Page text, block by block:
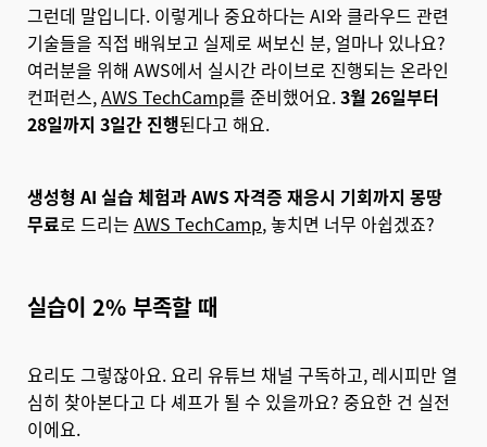
그런데 말입니다. 이렇게나 중요하다는 AI와 클라우드 관련
기술들을 직접 배워보고 실제로 써보신 분, 얼마나 있나요?
여러분을 위해 AWS에서 실시간 라이브로 진행되는 온라인
컨퍼런스,AWS TechCamp를 준비했어요.3월 26일부터
28일까지 3일간 진행된다고 해요.
생성형 AI 실습 체험과 AWS 자격증 재응시 기회까지 몽땅
무료로 드리는 AWS TechCamp, 놓치면 너무 아쉽겠죠?
실습이 2% 부족할 때
요리도 그렇잖아요. 요리 유튜브 채널 구독하고, 레시피만 열
심히 찾아본다고 다 셰프가 될 수 있을까요? 중요한 건 실전
이에요.